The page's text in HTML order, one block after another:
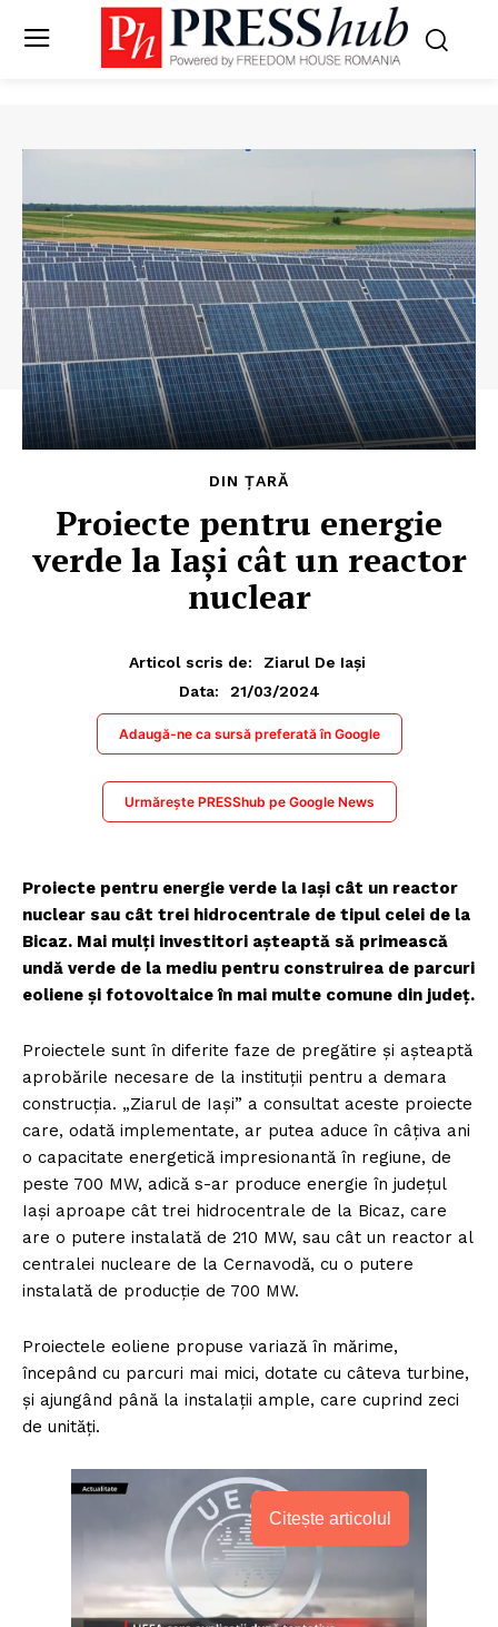
DIN ȚARĂ
Proiecte pentru energie
verde la Iaşi cât un reactor
nuclear
Articol scris de:
Ziarul De Iași
Data:
21/03/2024
Adaugă-ne ca sursă preferată în Google
Urmărește PRESShub pe Google News
Proiecte pentru energie verde la Iaşi cât un reactor
nuclear sau cât trei hidrocentrale de tipul celei de la
Bicaz. Mai mulți investitori așteaptă să primească
undă verde de la mediu pentru construirea de parcuri
eoliene și fotovoltaice în mai multe comune din județ.
Proiectele sunt în diferite faze de pregătire și așteaptă
aprobările necesare de la instituții pentru a demara
construcția. „Ziarul de Iași” a consultat aceste proiecte
care, odată implementate, ar putea aduce în câțiva ani
o capacitate energetică impresionantă în regiune, de
peste 700 MW, adică s-ar produce energie în județul
Iași aproape cât trei hidrocentrale de la Bicaz, care
are o putere instalată de 210 MW, sau cât un reactor al
centralei nucleare de la Cernavodă, cu o putere
instalată de producție de 700 MW.
Proiectele eoliene propuse variază în mărime,
începând cu parcuri mai mici, dotate cu câteva turbine,
și ajungând până la instalații ample, care cuprind zeci
de unități.
Citește articolul